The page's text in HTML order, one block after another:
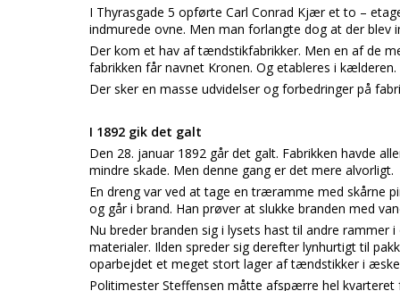
I Thyrasgade 5 opførte Carl Conrad Kjær et to –
indmurede ovne. Men man forlangte dog at der
Der kom et hav af tændstikfabrikker. Men en af de
fabrikken får navnet Kronen. Og etableres i kælderen.
Der sker en masse udvidelser og forbedringer på
I 1892 gik det galt
Den 28. januar 1892 går det galt. Fabrikken havde
mindre skade. Men denne gang er det mere alvorligt.
En dreng var ved at tage en træramme med skårne
og går i brand. Han prøver at slukke branden med
Nu breder branden sig i lysets hast til andre rammer
materialer. Ilden spreder sig derefter lynhurtigt til
oparbejdet et meget stort lager af tændstikker i
Politimester Steffensen måtte afspærre hel